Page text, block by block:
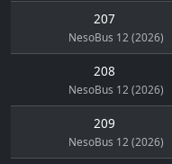
207
NesoBus 12 (2026)
208
NesoBus 12 (2026)
209
NesoBus 12 (2026)